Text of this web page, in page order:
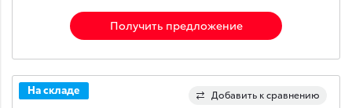
Получить предложение
Добавить к сравнению
На складе